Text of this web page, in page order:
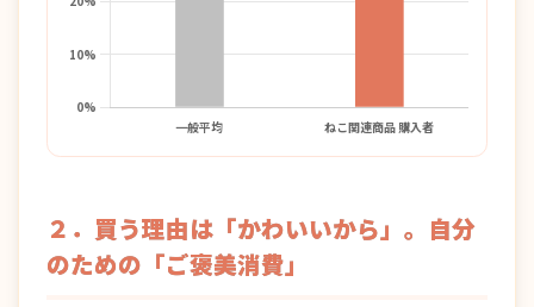
２．買う理由は「かわいいから」。自分
のための「ご褒美消費」